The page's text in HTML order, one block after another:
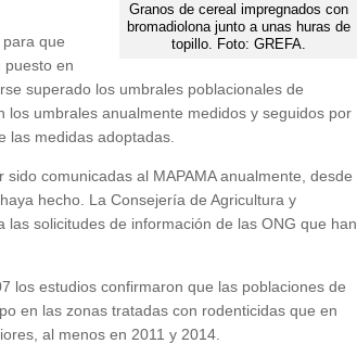
Granos de cereal impregnados con
bromadiolona junto a unas huras de
topillo. Foto: GREFA.
que
puesto en
superado los umbrales poblacionales de
umbrales anualmente medidos y seguidos por
las medidas adoptadas.
comunicadas al MAPAMA anualmente, desde
hecho. La Consejería de Agricultura y
solicitudes de información de las ONG que han
los estudios confirmaron que las poblaciones de
en las zonas tratadas con rodenticidas que en
al menos en 2011 y 2014.